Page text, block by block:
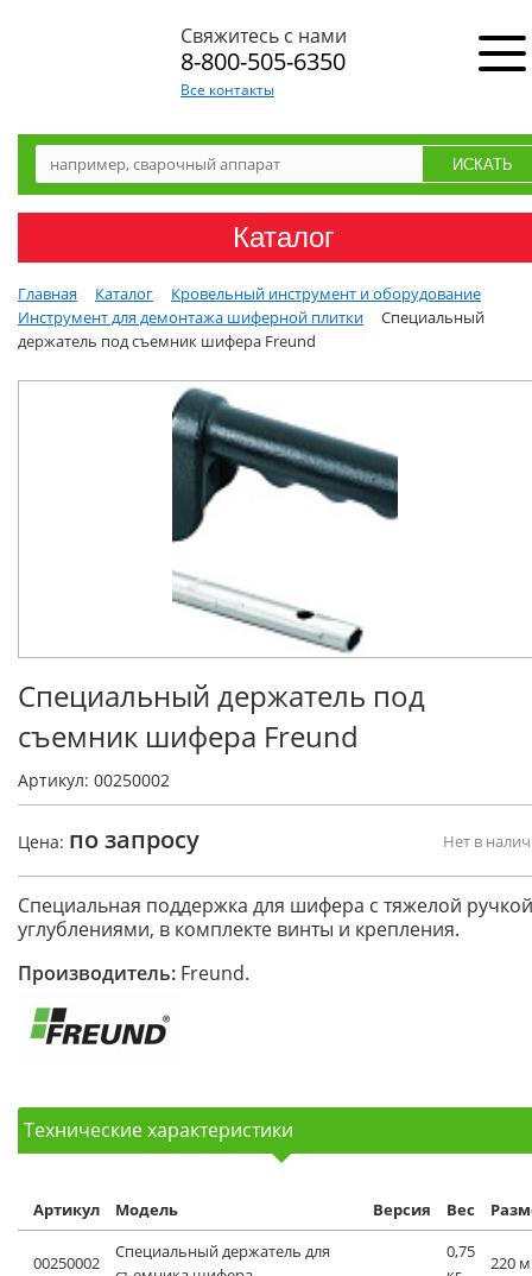
Свяжитесь с нами
8-800-505-6350
Все контакты
Каталог
Главная Каталог
Кровельный инструмент и оборудование
Инструмент для демонтажа шиферной плитки
Специальный
держатель под съемник шифера Freund
Специальный держатель под
съемник шифера Freund
Артикул: 00250002
Цена: по запросу Нет в
Специальная поддержка для шифера с тяжелой
углублениями, в комплекте винты и крепления.
Производитель: Freund.
Технические характеристики
Артикул Модель Версия Вес
00250002
Специальный держатель для
0,75
220